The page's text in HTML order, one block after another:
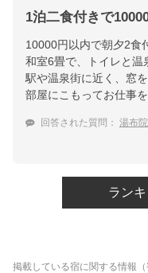
1泊二食付きで
10000円以内で朝夕2食
和室6畳で、トイレと温
駅や温泉街に近く、窓
部屋にこもってお仕事
回答された質問： 湯布院
ラン
掲載している宿に関する情報